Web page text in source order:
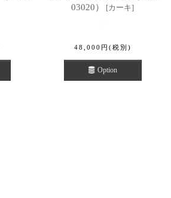
03020）
[カーキ]
48,000 円 (税別)
Option